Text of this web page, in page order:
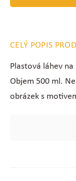
CELÝ POPIS
Plastová láhev
Objem 500 ml.
obrázek s